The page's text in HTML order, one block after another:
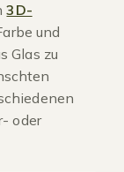
3D-
und
Glas zu
oder